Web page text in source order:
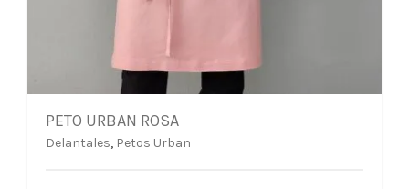
PETO URBAN ROSA
Delantales, Petos Urban